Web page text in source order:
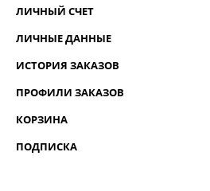
ЛИЧНЫЙ СЧЕТ
ЛИЧНЫЕ ДАННЫЕ
ИСТОРИЯ ЗАКАЗОВ
ПРОФИЛИ ЗАКАЗОВ
КОРЗИНА
ПОДПИСКА